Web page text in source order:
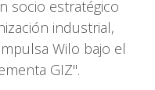
socio estratégico
industrial,
Wilo bajo el
GIZ".